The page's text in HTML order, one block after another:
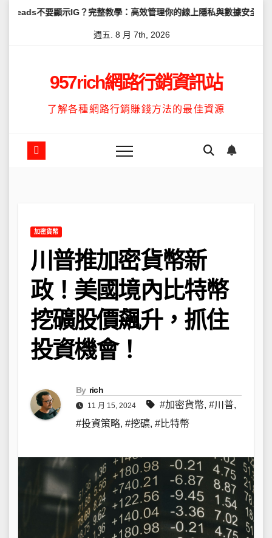
？完整教學：高效管理你的線上隱私與數據安全 怎麼讓
週五. 8 月 7th, 2026
957rich網路行銷資訊站
了解各種網路行銷賺錢方法的最佳資源
加密貨幣
川普推加密貨幣新
政！美國境內比特幣
挖礦股價飆升，抓住
投資機會！
By rich
11 月 15, 2024 #加密貨幣, #川普,
#投資策略, #挖礦, #比特幣